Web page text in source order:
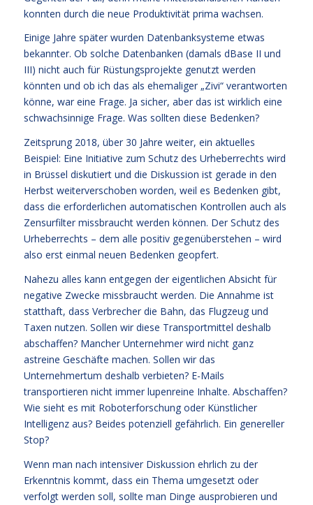
konnten durch die neue Produktivität prima wachsen.
Einige Jahre später wurden Datenbanksysteme etwas
bekannter. Ob solche Datenbanken (damals dBase II und
III) nicht auch für Rüstungsprojekte genutzt werden
könnten und ob ich das als ehemaliger „Zivi“ verantworten
könne, war eine Frage. Ja sicher, aber das ist wirklich eine
schwachsinnige Frage. Was sollten diese Bedenken?
Zeitsprung 2018, über 30 Jahre weiter, ein aktuelles
Beispiel: Eine Initiative zum Schutz des Urheberrechts wird
in Brüssel diskutiert und die Diskussion ist gerade in den
Herbst weiterverschoben worden, weil es Bedenken gibt,
dass die erforderlichen automatischen Kontrollen auch als
Zensurfilter missbraucht werden können. Der Schutz des
Urheberrechts – dem alle positiv gegenüberstehen – wird
also erst einmal neuen Bedenken geopfert.
Nahezu alles kann entgegen der eigentlichen Absicht für
negative Zwecke missbraucht werden. Die Annahme ist
statthaft, dass Verbrecher die Bahn, das Flugzeug und
Taxen nutzen. Sollen wir diese Transportmittel deshalb
abschaffen? Mancher Unternehmer wird nicht ganz
astreine Geschäfte machen. Sollen wir das
Unternehmertum deshalb verbieten? E-Mails
transportieren nicht immer lupenreine Inhalte. Abschaffen?
Wie sieht es mit Roboterforschung oder Künstlicher
Intelligenz aus? Beides potenziell gefährlich. Ein genereller
Stop?
Wenn man nach intensiver Diskussion ehrlich zu der
Erkenntnis kommt, dass ein Thema umgesetzt oder
verfolgt werden soll, sollte man Dinge ausprobieren und